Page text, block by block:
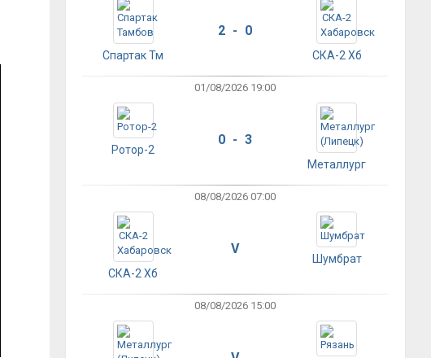
Спартак Тм
2 - 0
СКА-2 Хб
01/08/2026 19:00
Ротор-2
0 - 3
Металлург
08/08/2026 07:00
СКА-2 Хб
V
Шумбрат
08/08/2026 15:00